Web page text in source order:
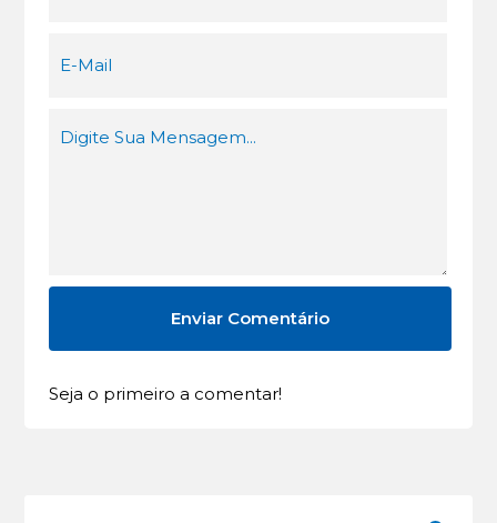
Seja o primeiro a comentar!